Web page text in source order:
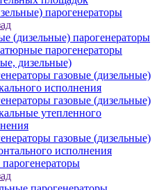
парогенераторы
(дизельные) парогенераторы
парогенераторы
дизельные)
газовые (дизельные)
исполнения
газовые (дизельные)
утепленного
газовые (дизельные)
исполнения